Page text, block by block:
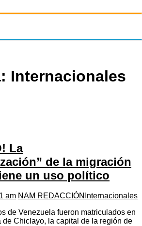
Internacionales
La
de la migración
un uso político
am NAM REDACCIÓN Internacionales
de Venezuela fueron matriculados en
de Chiclayo, la capital de la región de